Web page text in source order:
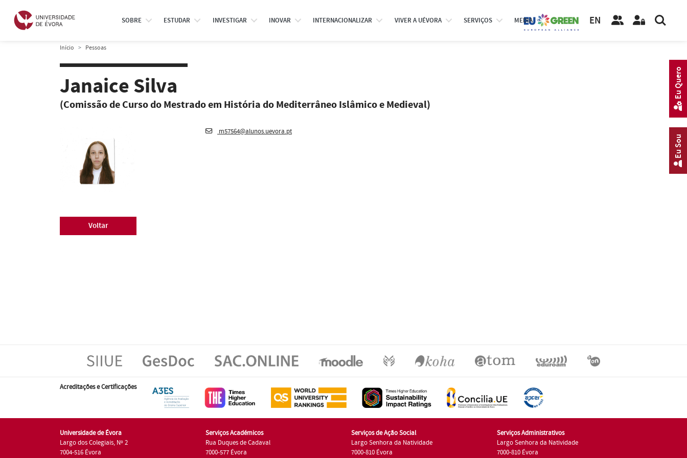
SOBRE ESTUDAR INVESTIGAR INOVAR INTERNACIONALIZAR VIVER A UÉVORA SERVIÇOS MEDIA EN
Início Pessoas
Janaice Silva
(Comissão de Curso do Mestrado em História do Mediterrâneo Islâmico e Medieval)
m57564@alunos.uevora.pt
Voltar
Acreditações e Certificações
Universidade de Évora
Largo dos Colegiais, Nº 2
7004-516 Évora
Serviços Académicos
Rua Duques de Cadaval
7000-577 Évora
Serviços de Ação Social
Largo Senhora da Natividade
7000-810 Évora
Serviços Administrativos
Largo Senhora da Natividade
7000-810 Évora
Eu Sou
Eu Quero